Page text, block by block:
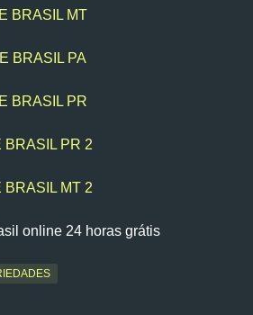
BRASIL MT
BRASIL PA
BRASIL PR
BRASIL PR 2
BRASIL MT 2
online 24 horas grátis